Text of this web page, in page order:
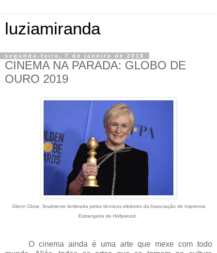
luziamiranda
segunda-feira, 7 de janeiro de 2019
CINEMA NA PARADA: GLOBO DE
OURO 2019
Glenn Close, finalmente lembrada pelos técnicos eleitores da Associação de Imprensa
Estrangeira de Hollywood.
O cinema ainda é uma arte que mexe com todo